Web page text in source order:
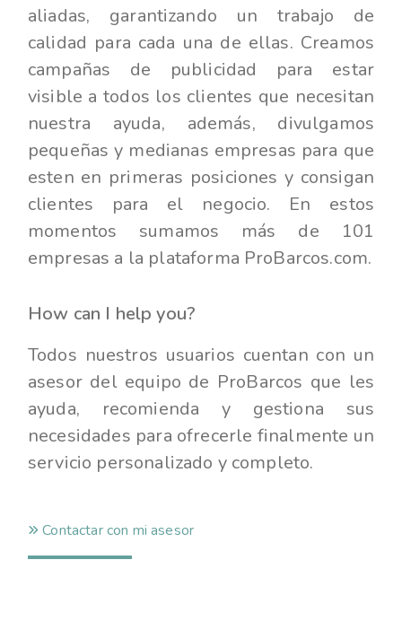
aliadas, garantizando un trabajo de
calidad para cada una de ellas. Creamos
campañas de publicidad para estar
visible a todos los clientes que necesitan
nuestra ayuda, además, divulgamos
pequeñas y medianas empresas para que
esten en primeras posiciones y consigan
clientes para el negocio. En estos
momentos sumamos más de 101
empresas a la plataforma ProBarcos.com.
How can I help you?
Todos nuestros usuarios cuentan con un
asesor del equipo de ProBarcos que les
ayuda, recomienda y gestiona sus
necesidades para ofrecerle finalmente un
servicio personalizado y completo.
Contactar con mi asesor